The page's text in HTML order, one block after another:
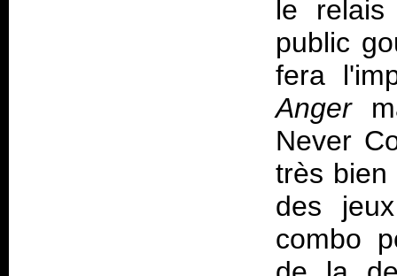
le
public
fera
Anger
Never
très bien
des
combo